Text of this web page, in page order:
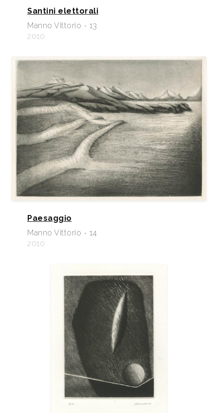
Santini elettorali
Manno Vittorio - 13
2010
Paesaggio
Manno Vittorio - 14
2010